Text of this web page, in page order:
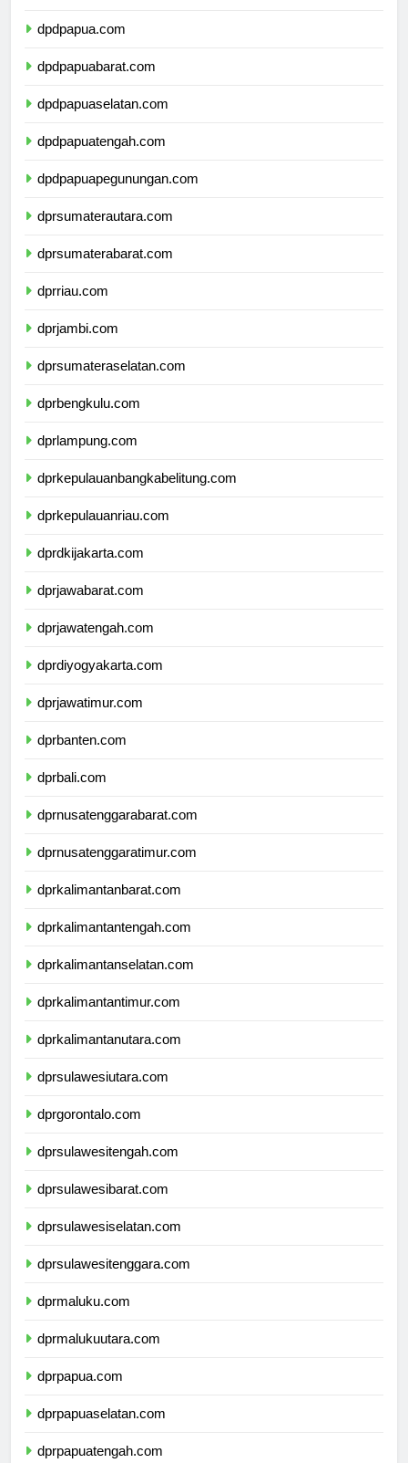
dpdpapua.com
dpdpapuabarat.com
dpdpapuaselatan.com
dpdpapuatengah.com
dpdpapuapegunungan.com
dprsumaterautara.com
dprsumaterabarat.com
dprriau.com
dprjambi.com
dprsumateraselatan.com
dprbengkulu.com
dprlampung.com
dprkepulauanbangkabelitung.com
dprkepulauanriau.com
dprdkijakarta.com
dprjawabarat.com
dprjawatengah.com
dprdiyogyakarta.com
dprjawatimur.com
dprbanten.com
dprbali.com
dprnusatenggarabarat.com
dprnusatenggaratimur.com
dprkalimantanbarat.com
dprkalimantantengah.com
dprkalimantanselatan.com
dprkalimantantimur.com
dprkalimantanutara.com
dprsulawesiutara.com
dprgorontalo.com
dprsulawesitengah.com
dprsulawesibarat.com
dprsulawesiselatan.com
dprsulawesitenggara.com
dprmaluku.com
dprmalukuutara.com
dprpapua.com
dprpapuaselatan.com
dprpapuatengah.com